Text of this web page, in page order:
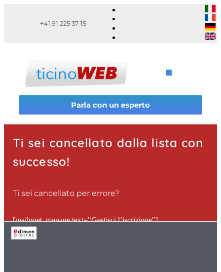
+41 91 225 37 15
Parla con un esperto
Ti sei cancellato dalla lista con
successo!
Ti sei cancellato per errore?
[mailpoet_manage text="Gestisci l’iscrizione"]